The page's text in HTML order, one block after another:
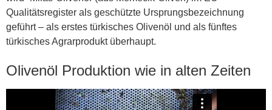
Qualitätsregister als geschützte Ursprungsbezeichnung
geführt – als erstes türkisches Olivenöl und als fünftes
türkisches Agrarprodukt überhaupt.
Olivenöl Produktion wie in alten Zeiten